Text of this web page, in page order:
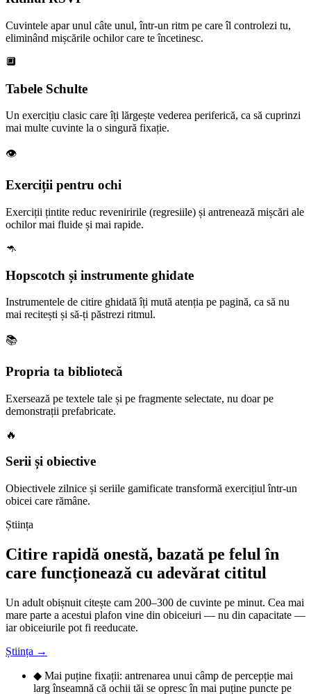
Cuvintele apar unul câte unul, într-un ritm pe care îl controlezi tu,
eliminând mișcările ochilor care te încetinesc.
🔲
Tabele Schulte
Un exercițiu clasic care îți lărgește vederea periferică, ca să cuprinzi
mai multe cuvinte la o singură fixație.
👁️
Exerciții pentru ochi
Exerciții țintite reduc reveniririle (regresiile) și antrenează mișcări ale
ochilor mai fluide și mai rapide.
🦘
Hopscotch și instrumente ghidate
Instrumentele de citire ghidată îți mută atenția pe pagină, ca să nu
mai recitești și să-ți păstrezi ritmul.
📚
Propria ta bibliotecă
Exersează pe textele tale și pe fragmente selectate, nu doar pe
demonstrații prefabricate.
🔥
Serii și obiective
Obiectivele zilnice și seriile gamificate transformă exercițiul într-un
obicei care rămâne.
Știința
Citire rapidă onestă, bazată pe felul în
care funcționează cu adevărat cititul
Un adult obișnuit citește cam 200–300 de cuvinte pe minut. Cea mai
mare parte a acestui plafon vine din obiceiuri — nu din capacitate —
iar obiceiurile pot fi reeducate.
Știința →
◆ Mai puține fixații: antrenarea unui câmp de percepție mai
larg înseamnă că ochii tăi se opresc în mai puține puncte pe